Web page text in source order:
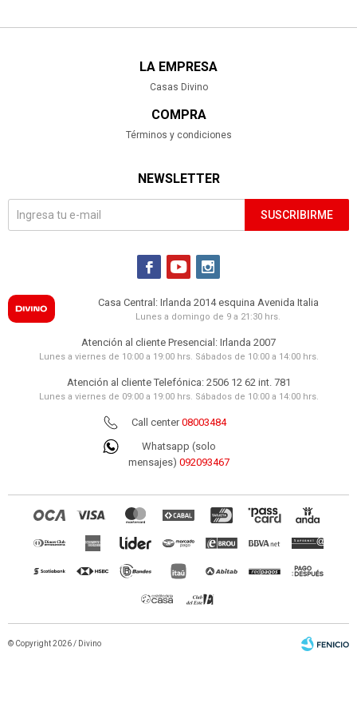
LA EMPRESA
Casas Divino
COMPRA
Términos y condiciones
NEWSLETTER
SUSCRIBIRME
  
Casa Central: Irlanda 2014 esquina Avenida Italia
Lunes a domingo de 9 a 21:30 hrs.
Atención al cliente Presencial: Irlanda 2007
Lunes a viernes de 10:00 a 19:00 hrs. Sábados de 10:00 a 14:00 hrs.
Atención al cliente Telefónica: 2506 12 62 int. 781
Lunes a viernes de 09:00 a 19:00 hrs. Sábados de 10:00 a 14:00 hrs.
Call center08003484
Whatsapp (solo
mensajes) 092093467
© Copyright 2026 / Divino